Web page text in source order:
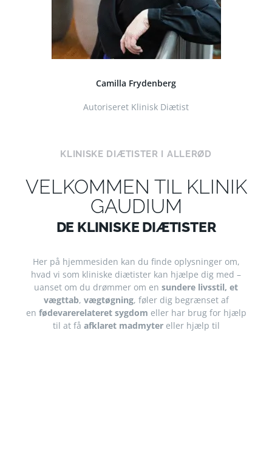
Camilla Frydenberg
Autoriseret Klinisk Diætist
KLINISKE DIÆTISTER I ALLERØD
VELKOMMEN TIL KLINIK
GAUDIUM
DE KLINISKE DIÆTISTER
Her på hjemmesiden kan du finde oplysninger om,
hvad vi som kliniske diætister kan hjælpe dig med –
uanset om du drømmer om en sundere livsstil, et
vægttab, vægtøgning, føler dig begrænset af
en fødevarerelateret sygdom eller har brug for hjælp
til at få afklaret madmyter eller hjælp til